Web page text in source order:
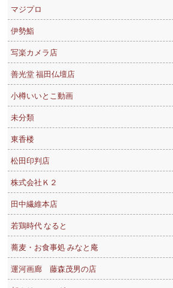
マジプロ
伊勢鮨
写楽カメラ店
善光堂 福田仏壇店
小樽いいとこ動画
未分類
東香楼
松田印判店
株式会社Ｋ２
田中繊維本店
若鶏時代 なると
蕎麦・お食事処 みなと庵
運河画廊 藤森茂男の店